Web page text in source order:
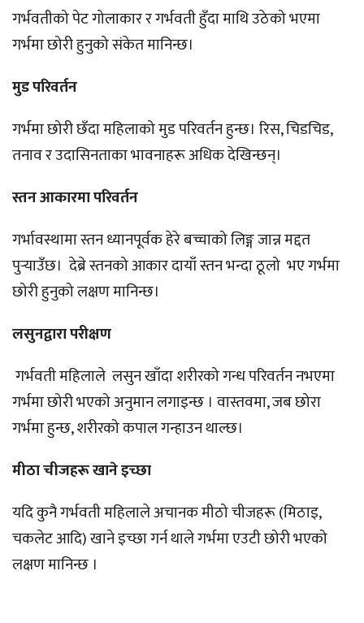
गर्भवतीको पेट गोलाकार र गर्भवती हुँदा माथि उठेको भएमा
गर्भमा छोरी हुनुको संकेत मानिन्छ।
मुड परिवर्तन
गर्भमा छोरी छँदा महिलाको मुड परिवर्तन हुन्छ। रिस, चिडचिड,
तनाव र उदासिनताका भावनाहरू अधिक देखिन्छन्।
स्तन आकारमा परिवर्तन
गर्भावस्थामा स्तन ध्यानपूर्वक हेरे बच्चाको लिङ्ग जान्न मद्दत
पुर्‍याउँछ। देब्रे स्तनको आकार दायाँ स्तन भन्दा ठूलो भए गर्भमा
छोरी हुनुको लक्षण मानिन्छ।
लसुनद्वारा परीक्षण
गर्भवती महिलाले लसुन खाँदा शरीरको गन्ध परिवर्तन नभएमा
गर्भमा छोरी भएको अनुमान लगाइन्छ । वास्तवमा, जब छोरा
गर्भमा हुन्छ, शरीरको कपाल गन्हाउन थाल्छ।
मीठा चीजहरू खाने इच्छा
यदि कुनै गर्भवती महिलाले अचानक मीठो चीजहरू (मिठाइ,
चकलेट आदि) खाने इच्छा गर्न थाले गर्भमा एउटी छोरी भएको
लक्षण मानिन्छ ।